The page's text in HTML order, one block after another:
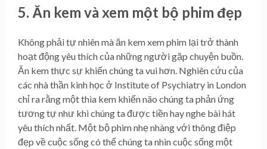
5. Ăn kem và xem một bộ phim đẹp
Không phải tự nhiên mà ăn kem xem phim lại trở thành
hoạt động yêu thích của những người gặp chuyện buồn.
Ăn kem thực sự khiến chúng ta vui hơn. Nghiên cứu của
các nhà thần kinh học ở Institute of Psychiatry in London
chỉ ra rằng một thìa kem khiến não chúng ta phản ứng
tương tự như khi chúng ta được tiền hay nghe bài hát
yêu thích nhất. Một bộ phim nhẹ nhàng với thông điệp
đẹp về cuộc sống có thể chúng ta nhìn cuộc sống một